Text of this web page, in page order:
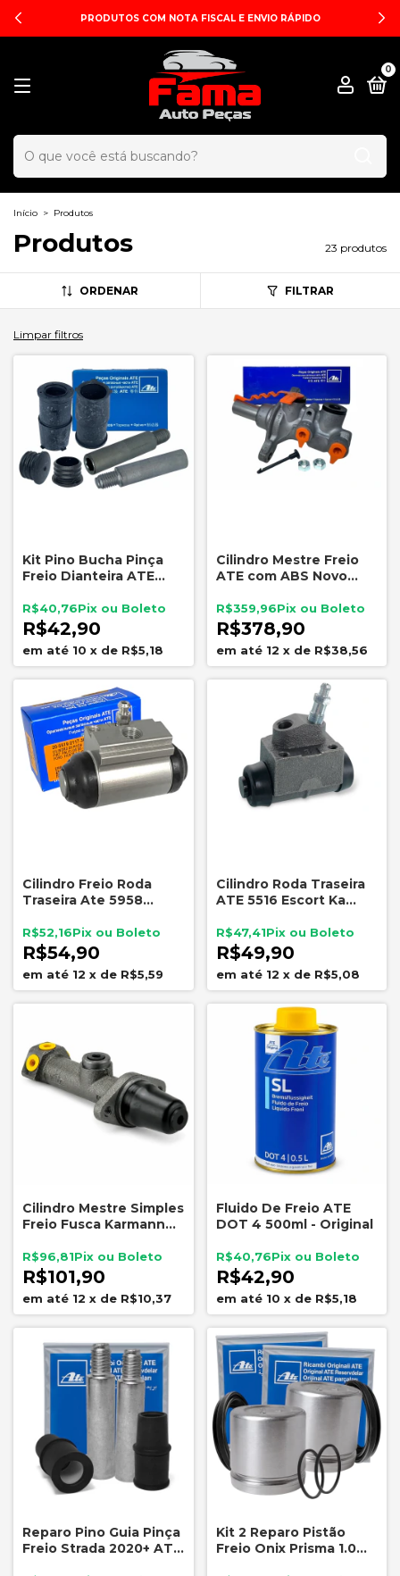
PRODUTOS COM NOTA FISCAL E ENVIO RÁPIDO
0
Início > Produtos
Produtos 23 produtos
ORDENAR FILTRAR
Limpar filtros
Kit Pino Bucha Pinça
Freio Dianteira ATE
R$42,90
R$40,76
10 x de R$5,18
Cilindro Mestre Freio
ATE com ABS Novo
Siena 007402
R$378,90
R$359,96
12 x de R$38,56
Cilindro Freio Roda
Traseira Ate 5958
Sem ABS
R$54,90
R$52,16
12 x de R$5,59
Cilindro Roda Traseira
ATE 5516 Escort Ka
Celta 17mm
R$49,90
R$47,41
12 x de R$5,08
Cilindro Mestre Simples
Freio Fusca Karmann
17,46mm
R$101,90
R$96,81
12 x de R$10,37
Fluido De Freio ATE
DOT 4 500ml - Original
R$42,90
R$40,76
10 x de R$5,18
Reparo Pino Guia Pinça
Freio Strada 2020+ ATE
Kit 2 Reparo Pistão
Freio Onix Prisma 1.0